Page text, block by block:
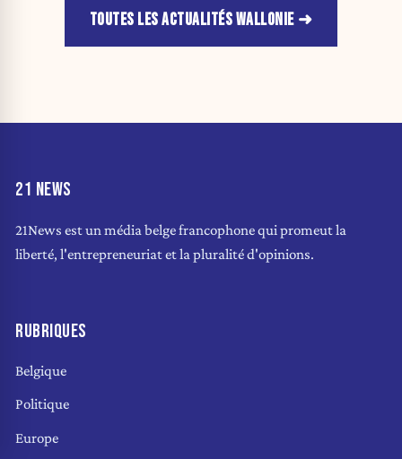
TOUTES LES ACTUALITÉS WALLONIE
21 NEWS
21News est un média belge francophone qui promeut la
liberté, l'entrepreneuriat et la pluralité d'opinions.
RUBRIQUES
Belgique
Politique
Europe